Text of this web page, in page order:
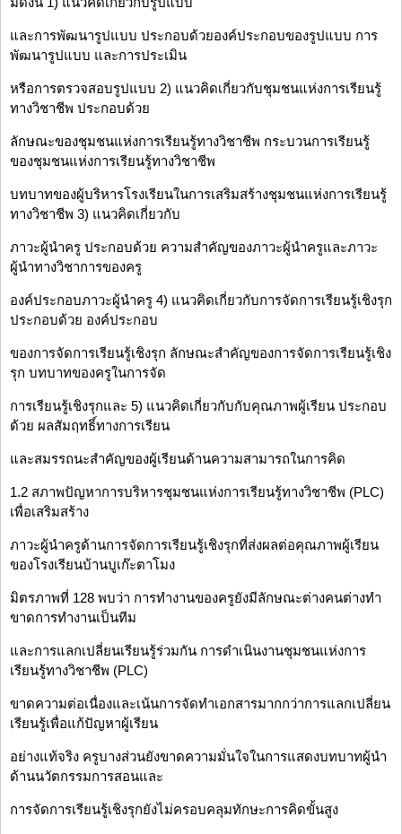
และการพัฒนารูปแบบ ประกอบด้วยองค์ประกอบของรูปแบบ การ
พัฒนารูปแบบ และการประเมิน
หรือการตรวจสอบรูปแบบ 2) แนวคิดเกี่ยวกับชุมชนแห่งการเรียนรู้
ทางวิชาชีพ ประกอบด้วย
ลักษณะของชุมชนแห่งการเรียนรู้ทางวิชาชีพ กระบวนการเรียนรู้
ของชุมชนแห่งการเรียนรู้ทางวิชาชีพ
บทบาทของผู้บริหารโรงเรียนในการเสริมสร้างชุมชนแห่งการเรียนรู้
ทางวิชาชีพ 3) แนวคิดเกี่ยวกับ
ภาวะผู้นำครู ประกอบด้วย ความสำคัญของภาวะผู้นำครูและภาวะ
ผู้นำทางวิชาการของครู
องค์ประกอบภาวะผู้นำครู 4) แนวคิดเกี่ยวกับการจัดการเรียนรู้เชิงรุก
ประกอบด้วย องค์ประกอบ
ของการจัดการเรียนรู้เชิงรุก ลักษณะสำคัญของการจัดการเรียนรู้เชิง
รุก บทบาทของครูในการจัด
การเรียนรู้เชิงรุกและ 5) แนวคิดเกี่ยวกับกับคุณภาพผู้เรียน ประกอบ
ด้วย ผลสัมฤทธิ์ทางการเรียน
และสมรรถนะสำคัญของผู้เรียนด้านความสามารถในการคิด
1.2 สภาพปัญหาการบริหารชุมชนแห่งการเรียนรู้ทางวิชาชีพ (PLC)
เพื่อเสริมสร้าง
ภาวะผู้นำครูด้านการจัดการเรียนรู้เชิงรุกที่ส่งผลต่อคุณภาพผู้เรียน
ของโรงเรียนบ้านบูเก๊ะตาโมง
มิตรภาพที่ 128 พบว่า การทำงานของครูยังมีลักษณะต่างคนต่างทำ
ขาดการทำงานเป็นทีม
และการแลกเปลี่ยนเรียนรู้ร่วมกัน การดำเนินงานชุมชนแห่งการ
เรียนรู้ทางวิชาชีพ (PLC)
ขาดความต่อเนื่องและเน้นการจัดทำเอกสารมากกว่าการแลกเปลี่ยน
เรียนรู้เพื่อแก้ปัญหาผู้เรียน
อย่างแท้จริง ครูบางส่วนยังขาดความมั่นใจในการแสดงบทบาทผู้นำ
ด้านนวัตกรรมการสอนและ
การจัดการเรียนรู้เชิงรุกยังไม่ครอบคลุมทักษะการคิดขั้นสูง